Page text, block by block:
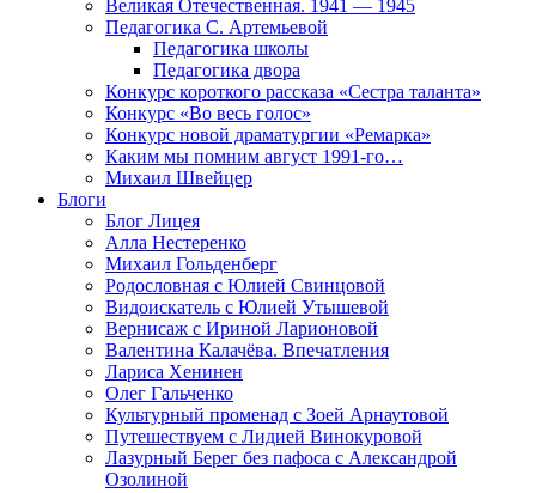
Великая Отечественная. 1941 — 1945
Педагогика С. Артемьевой
Педагогика школы
Педагогика двора
Конкурс короткого рассказа «Сестра таланта»
Конкурс «Во весь голос»
Конкурс новой драматургии «Ремарка»
Каким мы помним август 1991-го…
Михаил Швейцер
Блоги
Блог Лицея
Алла Нестеренко
Михаил Гольденберг
Родословная с Юлией Свинцовой
Видоискатель с Юлией Утышевой
Вернисаж с Ириной Ларионовой
Валентина Калачёва. Впечатления
Лариса Хенинен
Олег Гальченко
Культурный променад с Зоей Арнаутовой
Путешествуем с Лидией Винокуровой
Лазурный Берег без пафоса с Александрой
Озолиной